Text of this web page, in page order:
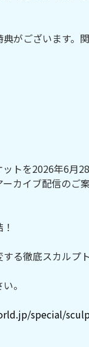
がございます。
トを2026年6月
カイブ配信のご
る徹底スカルプ
。
special/